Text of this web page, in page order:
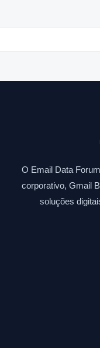
O Email Data
corporativo, Gmail
soluções